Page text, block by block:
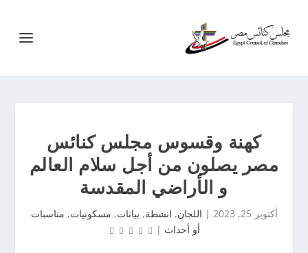
كهنة وقسوس مجلس كنائس
مصر يصلون من أجل سلام العالم
و الأراضي المقدسة
أكتوبر 25, 2023 | اللجان, انشطة, بيانات, مسكونيات, مناسبات
أو أحداث |